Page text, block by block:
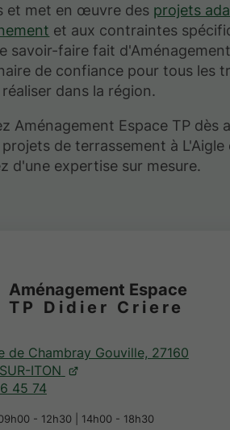
et met en œuvre des projets
et aux contraintes
savoir-faire fait
de confiance pour tous les
dans la région.
Aménagement Espace TP dès
de terrassement à L'Aigle
d'une expertise sur mesure.
Aménagement Espace
TP Didier Criere
de Chambray Gouville, 27160
ITON
45 74
- 12h30 | 14h00 - 18h30